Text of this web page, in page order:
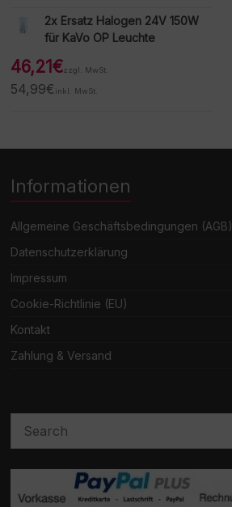
2x Ersatz Halogen 24V 150W
für KaVo OP Leuchte
46,21€zzgl. MwSt.
54,99€ inkl. MwSt.
Informationen
Allgemeine Geschäftsbedingungen (AGB)
Datenschutzerklärung
Impressum
Cookie-Richtlinie (EU)
Kontakt
Zahlung & Versand